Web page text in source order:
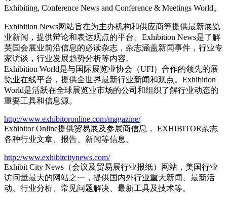
Exhibiting, Conference News and Conference & Meetings World。
Exhibition News网站旨在为主办机构和供应商等提供最新展览
业新闻，提供辩论和表达观点的平台。Exhibition News是了解
英国会展业前沿信息的必读杂志，杂志涵盖新闻事件，行业专
家访谈，行业发展趋势分析等内容。
Exhibition World是与国际展览业协会（UFI）合作的领先的展
览业在线平台，提供全世界最新行业新闻和观点。Exhibition
World是活跃在全球展览业市场的公司和组织了解行业动态的
重要工具和信息源。
http://www.exhibitoronline.com/magazine/
Exhibitor Online提供贸易展及参展商信息， EXHIBITOR杂志
各种行业文章、报告、新闻等信息。
http://www.exhibitcitynews.com/
Exhibit City News（会议及贸易展行业报纸）网站，美国行业
访问量最大的网站之一，提供国内外行业重大新闻、最新活
动、行业分析、常见问题解决、最新工具及技术等。